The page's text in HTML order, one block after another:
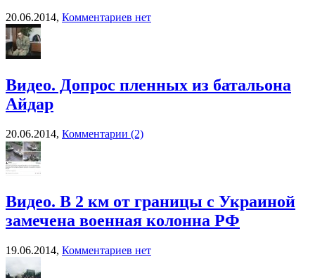
20.06.2014, Комментариев нет
Видео. Допрос пленных из батальона
Айдар
20.06.2014, Комментарии (2)
Видео. В 2 км от границы с Украиной
замечена военная колонна РФ
19.06.2014, Комментариев нет